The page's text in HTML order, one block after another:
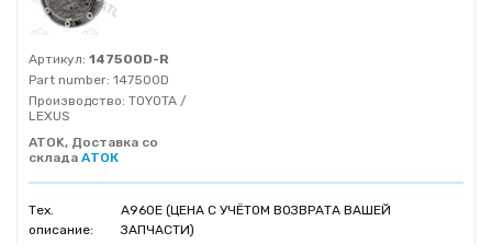
Артикул: 147500D-R
Part number: 147500D
Производство: TOYOTA /
LEXUS
ATOK, Доставка со
склада АТОК
Тех.
описание:
A960E (ЦЕНА С УЧЁТОМ ВОЗВРАТА ВАШЕЙ
ЗАПЧАСТИ)